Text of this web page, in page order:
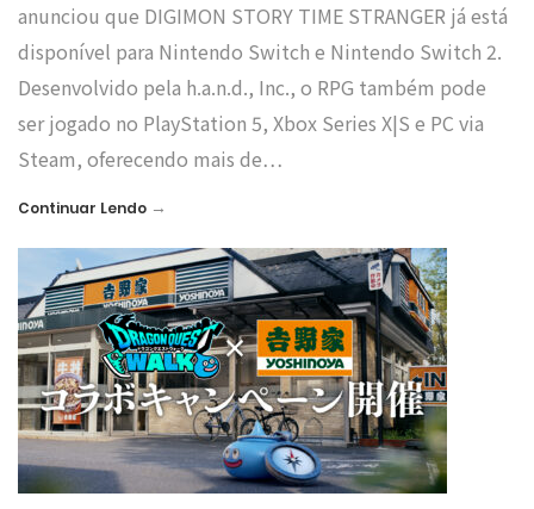
anunciou que DIGIMON STORY TIME STRANGER já está
disponível para Nintendo Switch e Nintendo Switch 2.
Desenvolvido pela h.a.n.d., Inc., o RPG também pode
ser jogado no PlayStation 5, Xbox Series X|S e PC via
Steam, oferecendo mais de…
Continuar Lendo →